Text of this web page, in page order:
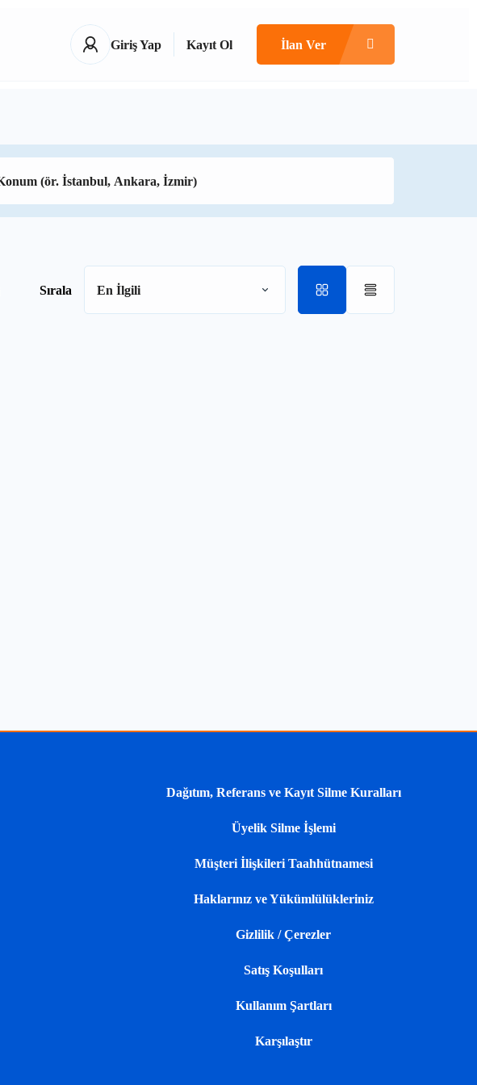
Giriş Yap Kayıt Ol İlan Ver
Sırala En İlgili
Dağıtım, Referans ve Kayıt Silme Kuralları
Üyelik Silme İşlemi
Müşteri İlişkileri Taahhütnamesi
Haklarınız ve Yükümlülükleriniz
Gizlilik / Çerezler
Satış Koşulları
Kullanım Şartları
Karşılaştır